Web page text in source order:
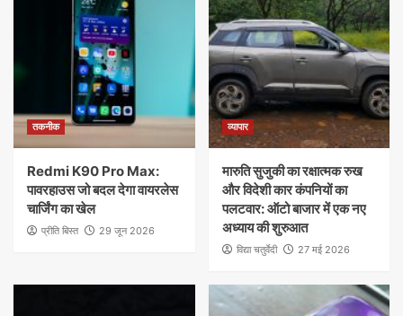
तकनीक
Redmi K90 Pro Max:
पावरहाउस जो बदल देगा वायरलेस
चार्जिंग का खेल
प्रीति बिस्त 29 जून 2026
व्यापार
मारुति सुजुकी का रक्षात्मक रुख
और विदेशी कार कंपनियों का
पलटवार: ऑटो बाजार में एक नए
अध्याय की शुरुआत
विद्या चतुर्वेदी 27 मई 2026